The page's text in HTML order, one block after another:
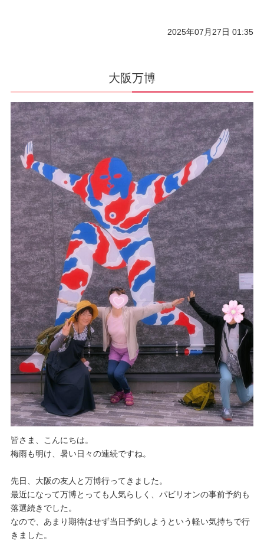
2025年07月27日 01:35
大阪万博
皆さま、こんにちは。
梅雨も明け、暑い日々の連続ですね。
先日、大阪の友人と万博行ってきました。
最近になって万博とっても人気らしく、パビリオンの事前予約も
落選続きでした。
なので、あまり期待はせず当日予約しようという軽い気持ちで行
きました。